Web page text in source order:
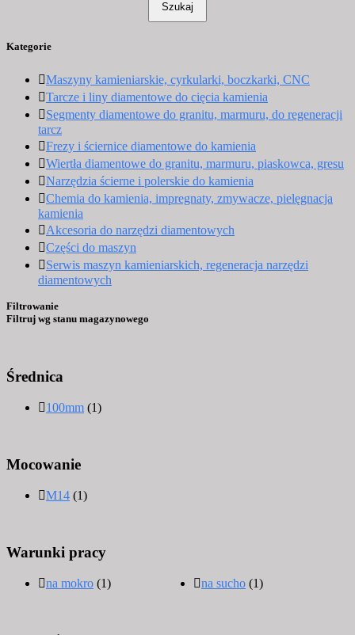
Szukaj
Kategorie
Maszyny kamieniarskie, cyrkularki, boczkarki, CNC
Tarcze i liny diamentowe do cięcia kamienia
Segmenty diamentowe do granitu, marmuru, do regeneracji
tarcz
Frezy i ściernice diamentowe do kamienia
Wiertła diamentowe do granitu, marmuru, piaskowca, gresu
Narzędzia ścierne i polerskie do kamienia
Chemia do kamienia, impregnaty, zmywacze, pielęgnacja
kamienia
Akcesoria do narzędzi diamentowych
Części do maszyn
Serwis maszyn kamieniarskich, regeneracja narzędzi
diamentowych
Filtrowanie
Filtruj wg stanu magazynowego
Średnica
100mm (1)
Mocowanie
M14 (1)
Warunki pracy
na mokro (1) na sucho (1)